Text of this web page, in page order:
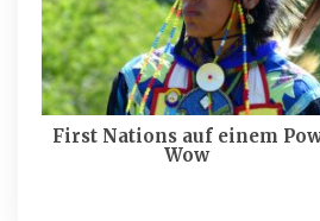
First Nations auf einem
Wow